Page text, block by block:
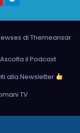
di Themeansar.
Ascolta il Podcast
alla Newsletter
TV